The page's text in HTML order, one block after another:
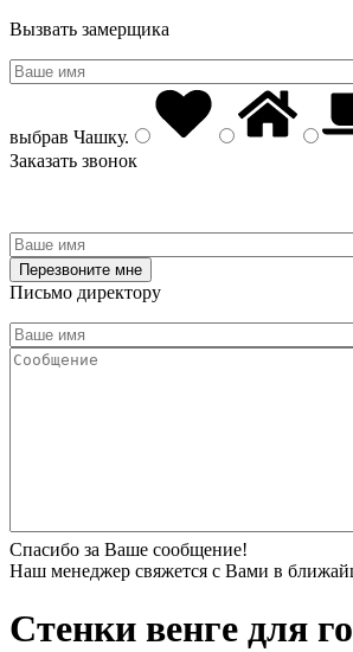
Вызвать замерщика
выбрав Чашку.
Заказать звонок
Письмо директору
Спасибо за Ваше сообщение!
Наш менеджер свяжется с Вами в
Стенки венге для